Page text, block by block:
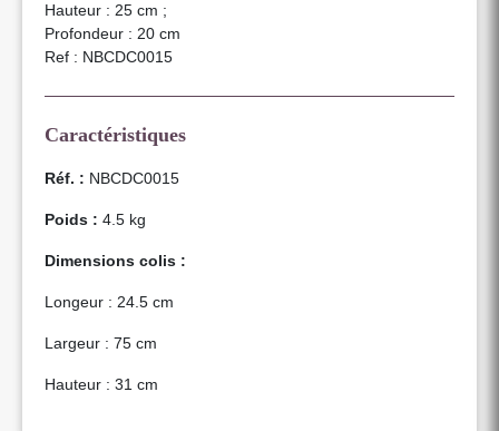
Hauteur : 25 cm ;
Profondeur : 20 cm
Ref : NBCDC0015
Caractéristiques
Réf. : NBCDC0015
Poids : 4.5 kg
Dimensions colis :
Longeur : 24.5 cm
Largeur : 75 cm
Hauteur : 31 cm